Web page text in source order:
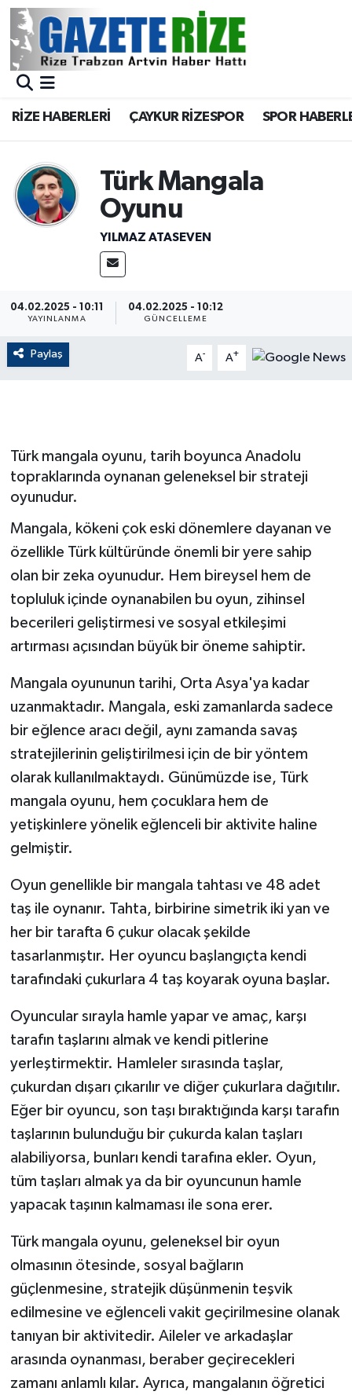
RİZE HABERLERİ ÇAYKUR RİZESPOR SPOR
Türk Mangala
Oyunu
YILMAZ ATASEVEN
04.02.2025 - 10:11
YAYINLANMA
04.02.2025 - 10:12
GÜNCELLEME
Paylaş A- A+
Türk mangala oyunu, tarih boyunca Anadolu
topraklarında oynanan geleneksel bir strateji
oyunudur.
Mangala, kökeni çok eski dönemlere dayanan ve
özellikle Türk kültüründe önemli bir yere sahip
olan bir zeka oyunudur. Hem bireysel hem de
topluluk içinde oynanabilen bu oyun, zihinsel
becerileri geliştirmesi ve sosyal etkileşimi
artırması açısından büyük bir öneme sahiptir.
Mangala oyununun tarihi, Orta Asya'ya kadar
uzanmaktadır. Mangala, eski zamanlarda sadece
bir eğlence aracı değil, aynı zamanda savaş
stratejilerinin geliştirilmesi için de bir yöntem
olarak kullanılmaktaydı. Günümüzde ise, Türk
mangala oyunu, hem çocuklara hem de
yetişkinlere yönelik eğlenceli bir aktivite haline
gelmiştir.
Oyun genellikle bir mangala tahtası ve 48 adet
taş ile oynanır. Tahta, birbirine simetrik iki yan ve
her bir tarafta 6 çukur olacak şekilde
tasarlanmıştır. Her oyuncu başlangıçta kendi
tarafındaki çukurlara 4 taş koyarak oyuna başlar.
Oyuncular sırayla hamle yapar ve amaç, karşı
tarafın taşlarını almak ve kendi pitlerine
yerleştirmektir. Hamleler sırasında taşlar,
çukurdan dışarı çıkarılır ve diğer çukurlara dağıtılır.
Eğer bir oyuncu, son taşı bıraktığında karşı tarafın
taşlarının bulunduğu bir çukurda kalan taşları
alabiliyorsa, bunları kendi tarafına ekler. Oyun,
tüm taşları almak ya da bir oyuncunun hamle
yapacak taşının kalmaması ile sona erer.
Türk mangala oyunu, geleneksel bir oyun
olmasının ötesinde, sosyal bağların
güçlenmesine, stratejik düşünmenin teşvik
edilmesine ve eğlenceli vakit geçirilmesine olanak
tanıyan bir aktivitedir. Aileler ve arkadaşlar
arasında oynanması, beraber geçirecekleri
zamanı anlamlı kılar. Ayrıca, mangalanın öğretici
BÖLGEMİZ
Asayiş
Rize Jandarma Komutanlığı
Bilim Teknoloji
Advertising news
Canlı Maç
Dünya
EĞİTİM
EKONOMİ
English News
Finans
Gayrimenkul
GENEL
GÜNDEM
Güvenlik
İş Dünyası
Jandarma
Kadın
KÜLTÜR SANAT
Otomobil
POLİTİKA
SİYASET
TEKNOLOJİ
Turizm
Merkez Nöbetçi Eczaneler
Merkez Trafik Yoğunluk Haritası
Süper Lig Puan Durumu ve Fikstür
Tüm Manşetler
Son Dakika Haberleri
Haber Arşivi